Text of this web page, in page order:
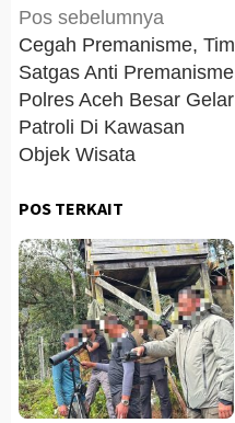
Navigasi
pos
Pos sebelumnya
Cegah Premanisme, Tim
Satgas Anti Premanisme
Polres Aceh Besar Gelar
Patroli Di Kawasan
Objek Wisata
POS TERKAIT